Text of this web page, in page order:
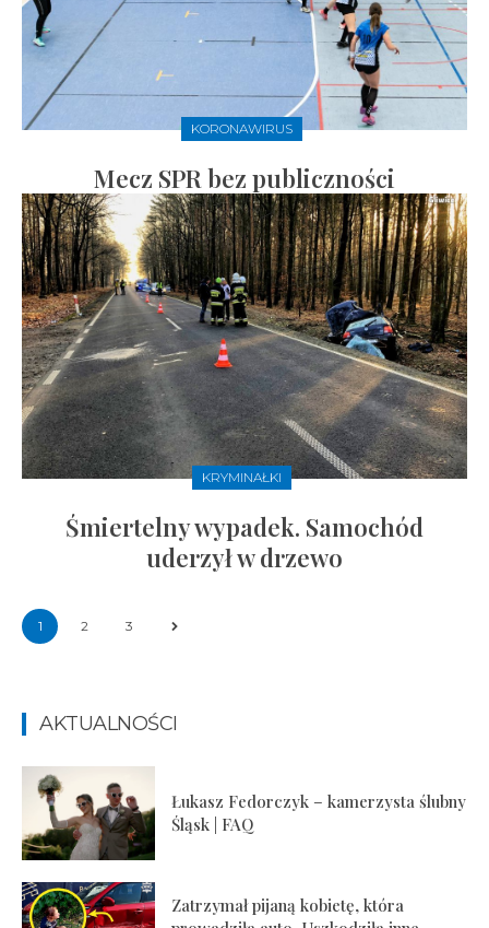
KORONAWIRUS
Mecz SPR bez publiczności
KRYMINAŁKI
Śmiertelny wypadek. Samochód
uderzył w drzewo
1 2 3
AKTUALNOŚCI
Łukasz Fedorczyk – kamerzysta ślubny
Śląsk | FAQ
Zatrzymał pijaną kobietę, która